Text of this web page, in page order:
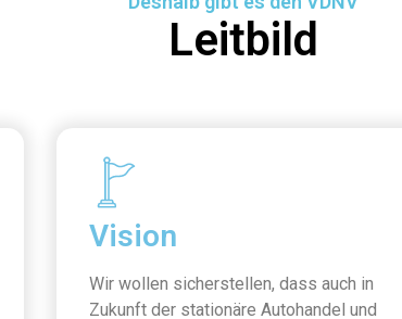
Leitbild
Vision
Wir wollen sicherstellen, dass auch in
Zukunft der stationäre Autohandel und